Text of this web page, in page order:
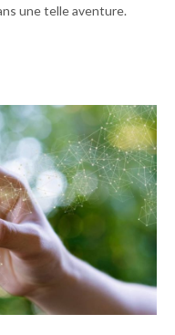
une telle aventure.